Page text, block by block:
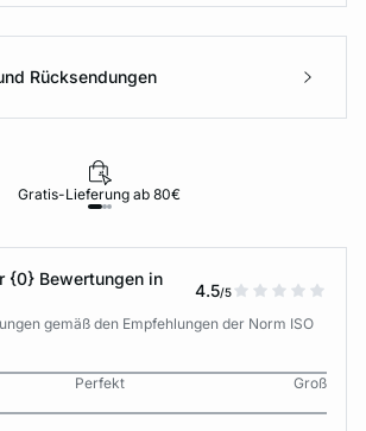
Rücksendungen
Gratis-Lieferung ab 80€
{0} Bewertungen in
4.5/5
gemäß den Empfehlungen der Norm ISO
Perfekt
Groß